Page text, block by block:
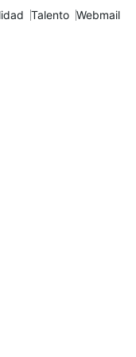
Talento Webmail